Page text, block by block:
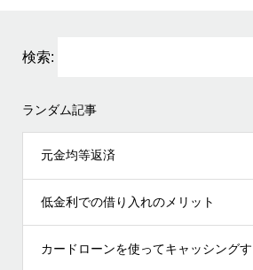
検索:
ランダム記事
元金均等返済
低金利での借り入れのメリット
カードローンを使ってキャッシング